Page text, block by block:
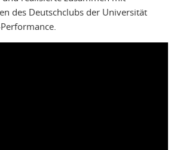
des Deutschclubs der Universität